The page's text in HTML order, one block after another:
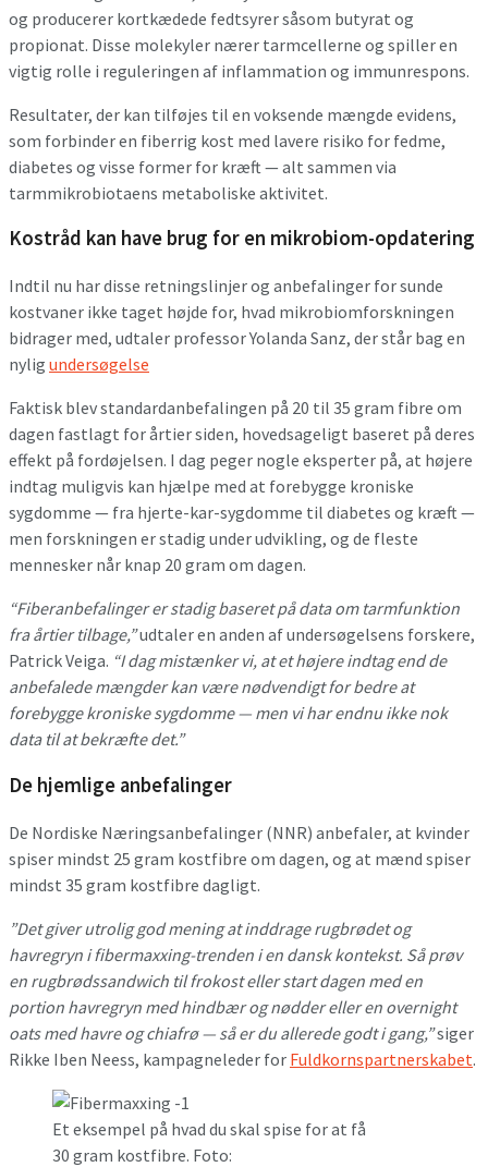
og producerer kortkædede fedtsyrer såsom butyrat og
propionat. Disse molekyler nærer tarmcellerne og spiller en
vigtig rolle i reguleringen af inflammation og immunrespons.
Resultater, der kan tilføjes til en voksende mængde evidens,
som forbinder en fiberrig kost med lavere risiko for fedme,
diabetes og visse former for kræft — alt sammen via
tarmmikrobiotaens metaboliske aktivitet.
Kostråd kan have brug for en mikrobiom-opdatering
Indtil nu har disse retningslinjer og anbefalinger for sunde
kostvaner ikke taget højde for, hvad mikrobiomforskningen
bidrager med, udtaler professor Yolanda Sanz, der står bag en
nylig undersøgelse
Faktisk blev standardanbefalingen på 20 til 35 gram fibre om
dagen fastlagt for årtier siden, hovedsageligt baseret på deres
effekt på fordøjelsen. I dag peger nogle eksperter på, at højere
indtag muligvis kan hjælpe med at forebygge kroniske
sygdomme — fra hjerte-kar-sygdomme til diabetes og kræft —
men forskningen er stadig under udvikling, og de fleste
mennesker når knap 20 gram om dagen.
“Fiberanbefalinger er stadig baseret på data om tarmfunktion
fra årtier tilbage,”udtaler en anden af undersøgelsens forskere,
Patrick Veiga. “I dag mistænker vi, at et højere indtag end de
anbefalede mængder kan være nødvendigt for bedre at
forebygge kroniske sygdomme — men vi har endnu ikke nok
data til at bekræfte det.”
De hjemlige anbefalinger
De Nordiske Næringsanbefalinger (NNR) anbefaler, at kvinder
spiser mindst 25 gram kostfibre om dagen, og at mænd spiser
mindst 35 gram kostfibre dagligt.
”Det giver utrolig god mening at inddrage rugbrødet og
havregryn i fibermaxxing-trenden i en dansk kontekst. Så prøv
en rugbrødssandwich til frokost eller start dagen med en
portion havregryn med hindbær og nødder eller en overnight
oats med havre og chiafrø — så er du allerede godt i gang,”siger
Rikke Iben Neess, kampagneleder for Fuldkornspartnerskabet.
Et eksempel på hvad du skal spise for at få
30 gram kostfibre. Foto: